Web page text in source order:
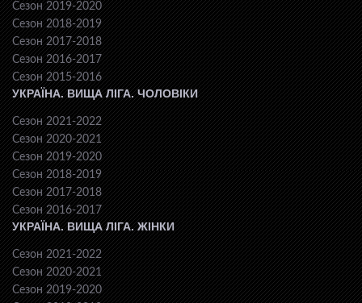
Сезон 2019-2020
Сезон 2018-2019
Сезон 2017-2018
Сезон 2016-2017
Сезон 2015-2016
УКРАЇНА. ВИЩА ЛІГА. ЧОЛОВІКИ
Сезон 2021-2022
Сезон 2020-2021
Сезон 2019-2020
Сезон 2018-2019
Сезон 2017-2018
Сезон 2016-2017
УКРАЇНА. ВИЩА ЛІГА. ЖІНКИ
Сезон 2021-2022
Сезон 2020-2021
Сезон 2019-2020